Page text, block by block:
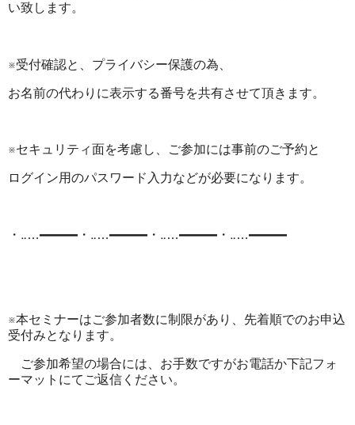
い致します。
※受付確認と、プライバシー保護の為、
お名前の代わりに表示する番号を共有させて頂きます。
※セキュリティ面を考慮し、ご参加には事前のご予約と
ログイン用のパスワード入力などが必要になります。
・‥…━━━・‥…━━━・‥…━━━・‥…━━━
※本セミナーはご参加者数に制限があり、先着順でのお申込
受付みとなります。
ご参加希望の場合には、お手数ですがお電話か下記フォ
ーマットにてご返信ください。